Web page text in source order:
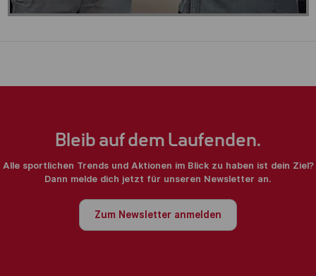
Bleib auf dem Laufenden.
Alle sportlichen Trends und Aktionen im Blick zu haben ist dein Ziel?
Dann melde dich jetzt für unseren Newsletter an.
Zum Newsletter anmelden